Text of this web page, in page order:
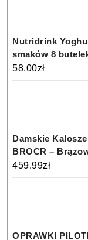
Nutridrink
smaków 8
58.00zł
Damskie
BROCR –
459.99zł
OPRAWKI